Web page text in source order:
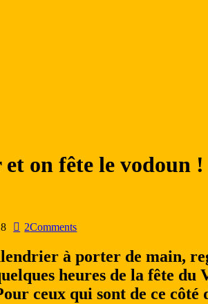
on fête le vodoun !
2Comments
à porter de main,
heures de la fête
ceux qui sont de ce côté